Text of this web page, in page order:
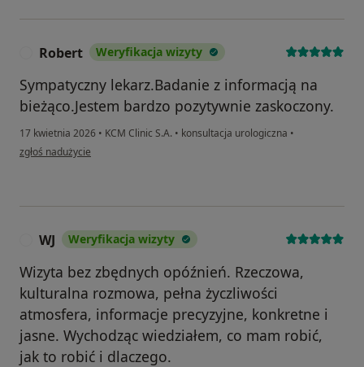
Robert Weryfikacja wizyty
Sympatyczny lekarz.Badanie z informacją na
bieżąco.Jestem bardzo pozytywnie zaskoczony.
17 kwietnia 2026 • KCM Clinic S.A. • konsultacja urologiczna •
w opinii użytkownika Robert
zgłoś nadużycie
WJ Weryfikacja wizyty
Wizyta bez zbędnych opóźnień. Rzeczowa,
kulturalna rozmowa, pełna życzliwości
atmosfera, informacje precyzyjne, konkretne i
jasne. Wychodząc wiedziałem, co mam robić,
jak to robić i dlaczego.